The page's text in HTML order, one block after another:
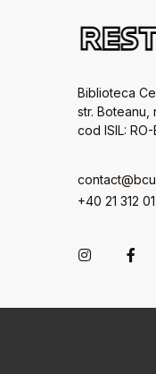
Biblioteca
str. Boteanu,
cod ISIL:
+40 21 312